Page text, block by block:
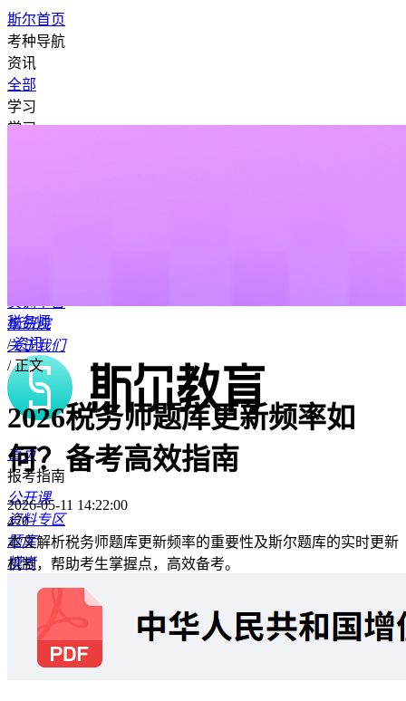
斯尔首页
考种导航
资讯
全部
学习
学习
斯研院
关于我们
首页
报考指南
公开课
资料专区
题库
模考
斯尔讲师
税务师
/ 资讯
/ 正文
2026税务师题库更新频率如
何？备考高效指南
2026-05-11 14:22:00
470
本文解析税务师题库更新频率的重要性及斯尔题库的实时更新
机制，帮助考生掌握点，高效备考。